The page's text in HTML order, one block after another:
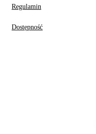
Regulamin
Dostępność